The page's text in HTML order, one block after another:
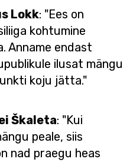
Lokk: "Ees on
kohtumine
Anname endast
ilusat mängu
koju jätta."
Škaleta: "Kui
peale, siis
nad praegu heas